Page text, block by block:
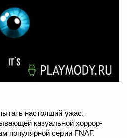
настоящий ужас.
казуальной хоррор-
популярной серии FNAF.